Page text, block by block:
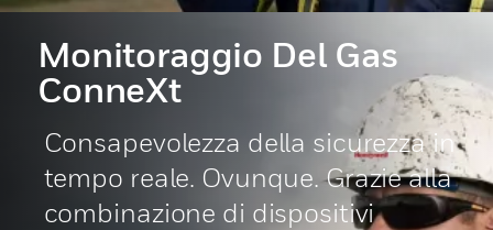
Monitoraggio Del Gas
ConneXt
Consapevolezza della sicurezza in
tempo reale. Ovunque. Grazie alla
combinazione di dispositivi